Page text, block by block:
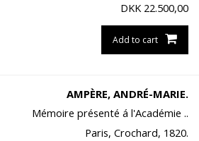
DKK 22.500,00
Add to cart
AMPÈRE, ANDRÉ-MARIE.
Mémoire présenté á l'Académie ..
Paris, Crochard, 1820.